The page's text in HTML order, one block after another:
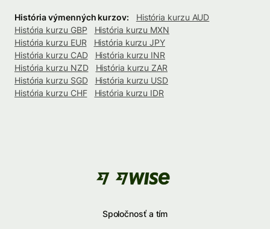
História výmenných kurzov:
História kurzu AUD
História kurzu GBP
História kurzu MXN
História kurzu EUR
História kurzu JPY
História kurzu CAD
História kurzu INR
História kurzu NZD
História kurzu ZAR
História kurzu SGD
História kurzu USD
História kurzu CHF
História kurzu IDR
Spoločnosť a tím